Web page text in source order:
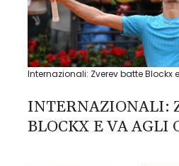
Internazionali: Zverev batte Blockx
INTERNAZIONALI:
BLOCKX E VA AGLI